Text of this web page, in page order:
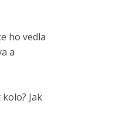
ho vedla
a
Jak